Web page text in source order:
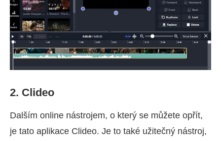
2. Clideo
Dalším online nástrojem, o který se můžete opřít,
je tato aplikace Clideo. Je to také užitečný nástroj,